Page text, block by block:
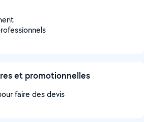
et promotionnelles
faire des devis